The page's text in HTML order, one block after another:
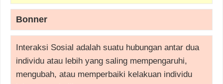
Bonner
Interaksi Sosial adalah suatu hubungan antar dua
individu atau lebih yang saling mempengaruhi,
mengubah, atau memperbaiki kelakuan individu